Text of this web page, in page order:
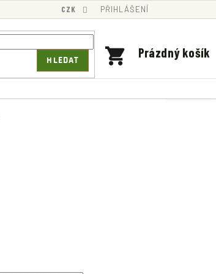
CZK PŘIHLÁŠENÍ
HLEDAT
NÁKUPNÍ
Prázdný košík